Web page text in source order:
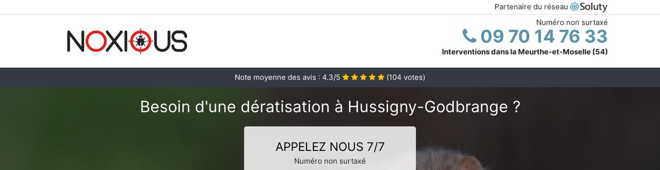
Partenaire du réseau
Numéro non surtaxé
09 70 14 76 33
Interventions dans la Meurthe-et-Moselle (54)
Note moyenne des avis : 4.3/5 (104 votes)
Besoin d'une dératisation à Hussigny-Godbrange ?
APPELEZ NOUS 7/7
Numéro non surtaxé